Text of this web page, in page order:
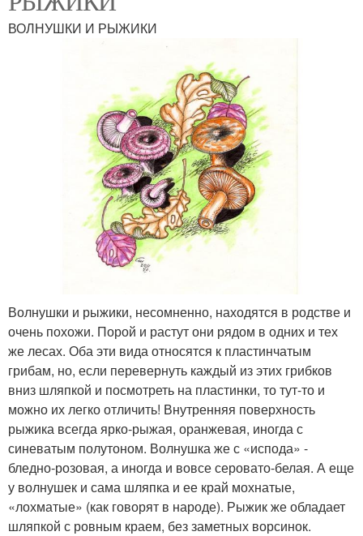
ВОЛНУШКИ И РЫЖИКИ
Волнушки и рыжики, несомненно, находятся в родстве и
очень похожи. Порой и растут они рядом в одних и тех
же лесах. Оба эти вида относятся к пластинчатым
грибам, но, если перевернуть каждый из этих грибков
вниз шляпкой и посмотреть на пластинки, то тут-то и
можно их легко отличить! Внутренняя поверхность
рыжика всегда ярко-рыжая, оранжевая, иногда с
синеватым полутоном. Волнушка же с «испода» -
бледно-розовая, а иногда и вовсе серовато-белая. А еще
у волнушек и сама шляпка и ее край мохнатые,
«лохматые» (как говорят в народе). Рыжик же обладает
шляпкой с ровным краем, без заметных ворсинок.